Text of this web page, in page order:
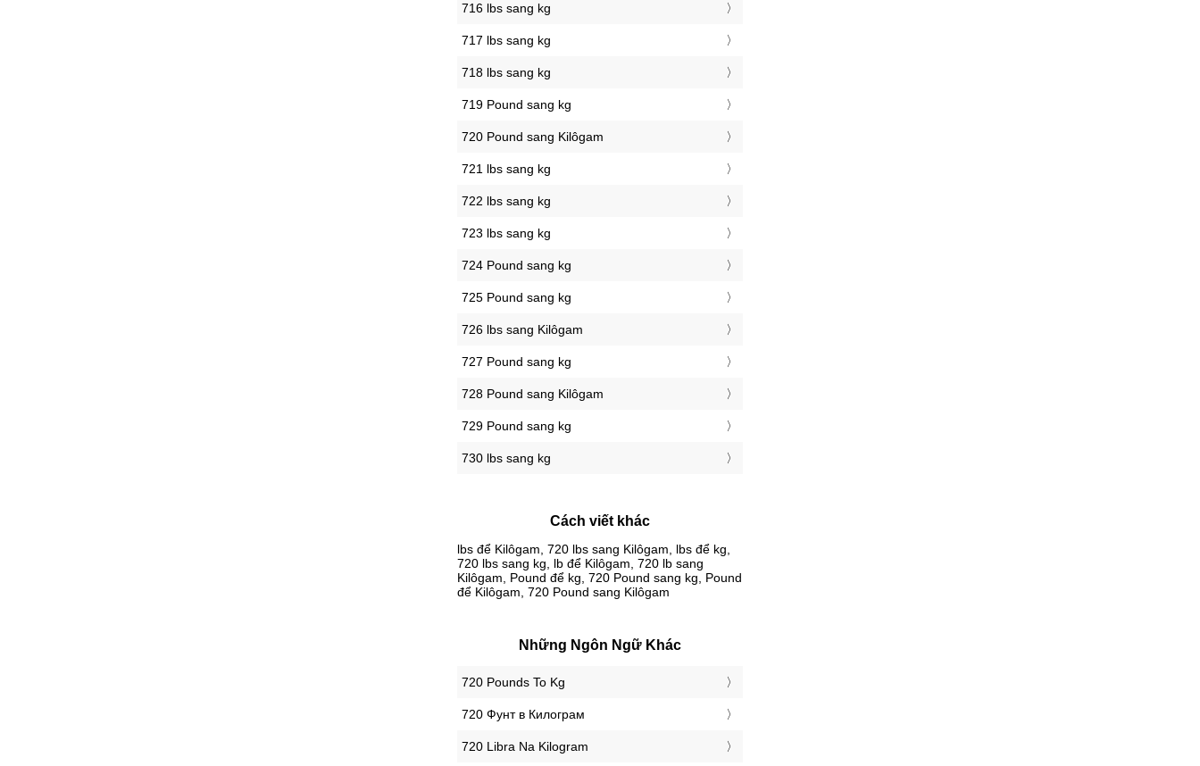
716 lbs sang kg
717 lbs sang kg
718 lbs sang kg
719 Pound sang kg
720 Pound sang Kilôgam
721 lbs sang kg
722 lbs sang kg
723 lbs sang kg
724 Pound sang kg
725 Pound sang kg
726 lbs sang Kilôgam
727 Pound sang kg
728 Pound sang Kilôgam
729 Pound sang kg
730 lbs sang kg
Cách viết khác
lbs để Kilôgam, 720 lbs sang Kilôgam, lbs để kg,
720 lbs sang kg, lb để Kilôgam, 720 lb sang
Kilôgam, Pound để kg, 720 Pound sang kg, Pound
để Kilôgam, 720 Pound sang Kilôgam
Những Ngôn Ngữ Khác
‎720 Pounds To Kg
‎720 Фунт в Килограм
‎720 Libra Na Kilogram